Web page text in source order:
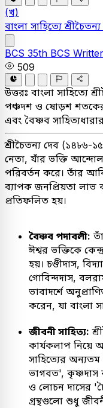
(খ)
বাংলা সাহিত্যে
BCS 35th BCS
509
উত্তরঃ বাংলা সাহিত্যে
পঞ্চদশ ও ষোড়শ শতকের
এবং বৈষ্ণব
শ্রীচৈতন্য দেব (১৪৮৬-
নেতা, যাঁর ভক্তি
পরিবর্তন করে। তাঁর
ব্যাপক জনপ্রিয়তা লাভ
প্রতিফলিত হয়।
বৈষ্ণব পদাবলী:
ঈশ্বর ভক্তিকে
হয়। চণ্ডীদাস,
গোবিন্দদাস,
ভাবাদর্শে
করেন, যা বাংলা
জীবনী সাহিত্য:
কার্যকলাপ নিয়ে
সাহিত্যের অন্যতম
ভাগবত', কৃষ্ণদাস
ও লোচন দাসের
গ্রন্থগুলো শুধু